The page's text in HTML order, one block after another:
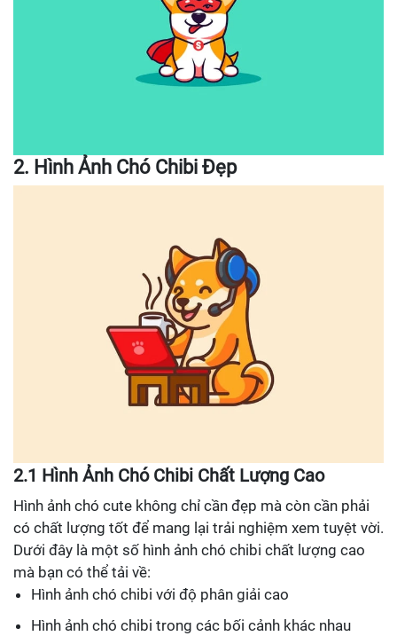
2. Hình Ảnh Chó Chibi Đẹp
2.1 Hình Ảnh Chó Chibi Chất Lượng Cao
Hình ảnh chó cute không chỉ cần đẹp mà còn cần phải
có chất lượng tốt để mang lại trải nghiệm xem tuyệt vời.
Dưới đây là một số hình ảnh chó chibi chất lượng cao
mà bạn có thể tải về:
Hình ảnh chó chibi với độ phân giải cao
Hình ảnh chó chibi trong các bối cảnh khác nhau